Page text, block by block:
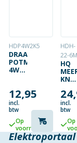
HDP4W2K5
DRAADGEWONDEN
POTMETER
4W
12,95
incl.
btw
Op
voorraad
HDH-
22-6M
HQ
KNOP
incl.
btw
Op